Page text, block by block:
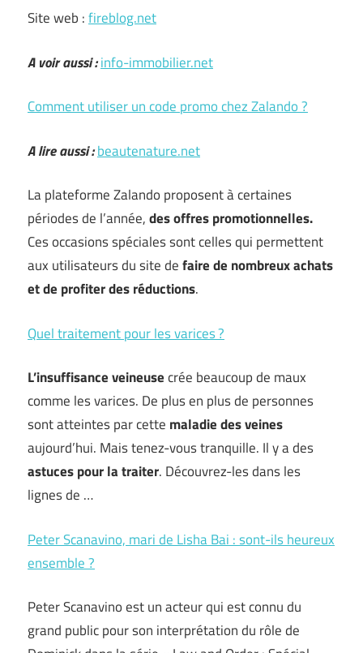
Site web :fireblog.net
A voir aussi :info-immobilier.net
Comment utiliser un code promo chez Zalando ?
A lire aussi :beautenature.net
La plateforme Zalando proposent à certaines
périodes de l’année,des offres promotionnelles.
Ces occasions spéciales sont celles qui permettent
aux utilisateurs du site defaire de nombreux achats
et de profiter des réductions.
Quel traitement pour les varices ?
L’insuffisance veineusecrée beaucoup de maux
comme les varices. De plus en plus de personnes
sont atteintes par cette maladie des veines
aujourd’hui. Mais tenez-vous tranquille. Il y a des
astuces pour la traiter. Découvrez-les dans les
lignes de …
Peter Scanavino, mari de Lisha Bai : sont-ils heureux
ensemble ?
Peter Scanavino est un acteur qui est connu du
grand public pour son interprétation du rôle de